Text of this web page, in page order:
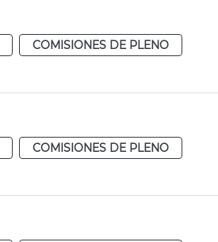
COMISIONES DE PLENO
COMISIONES DE PLENO